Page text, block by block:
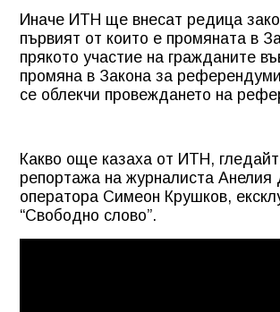
Иначе ИТН ще внесат редица
първият от които е промяната в
прякото участие на гражданите
промяна в Закона за
се облекчи провеждането на
Какво още казаха от ИТН,
репортажа на журналиста Анелия
оператора Симеон Крушков,
“Свободно слово”.